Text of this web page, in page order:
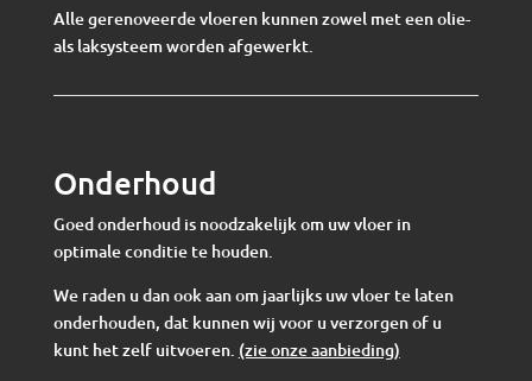
Alle gerenoveerde vloeren kunnen zowel met een olie-
als laksysteem worden afgewerkt.
Onderhoud
Goed onderhoud is noodzakelijk om uw vloer in
optimale conditie te houden.
We raden u dan ook aan om jaarlijks uw vloer te laten
onderhouden, dat kunnen wij voor u verzorgen of u
kunt het zelf uitvoeren. (zie onze aanbieding)